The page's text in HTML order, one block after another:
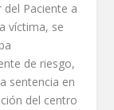
Paciente a
víctima, se
de riesgo,
sentencia en
del centro